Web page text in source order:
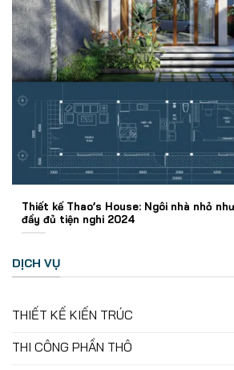
Thiết kế Thao’s House: Ngôi nhà nhỏ
đầy đủ tiện nghi 2024
DỊCH VỤ
THIẾT KẾ KIẾN TRÚC
THI CÔNG PHẦN THÔ